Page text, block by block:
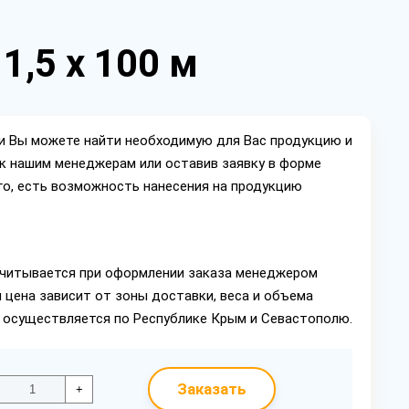
х 100 м
Вы можете найти необходимую для Вас продукцию и
нашим менеджерам или оставив заявку в форме
есть возможность нанесения на продукцию
при оформлении заказа менеджером
цена зависит от зоны доставки, веса и объема
по Республике Крым и Севастополю.
+ Заказать